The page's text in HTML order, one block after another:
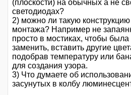
(плоскости) на обычных а не
светодиодах?
2) можно ли такую конструкцию
монтажа? Например не
просто в мостиках, чтобы
заменить, вставить другие
подобрав температуру или
для создания узора.
3) Что думаете об
засунутых в колбу